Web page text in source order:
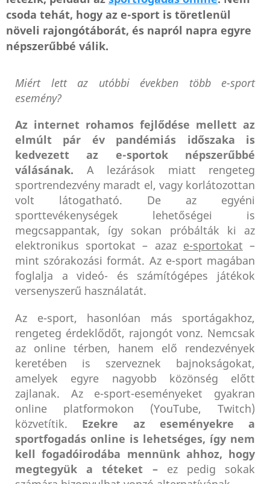
csoda tehát, hogy az e-sport is töretlenül
növeli rajongótáborát, és napról napra egyre
népszerűbbé válik.
Miért lett az utóbbi években több e-sport
esemény?
Az internet rohamos fejlődése mellett az
elmúlt pár év pandémiás időszaka is
kedvezett az e-sportok népszerűbbé
válásának. A lezárások miatt rengeteg
sportrendezvény maradt el, vagy korlátozottan
volt látogatható. De az egyéni
sporttevékenységek lehetőségei is
megcsappantak, így sokan próbálták ki az
elektronikus sportokat – azaze-sportokat–
mint szórakozási formát. Az e-sport magában
foglalja a videó- és számítógépes játékok
versenyszerű használatát.
Az e-sport, hasonlóan más sportágakhoz,
rengeteg érdeklődőt, rajongót vonz. Nemcsak
az online térben, hanem elő rendezvények
keretében is szerveznek bajnokságokat,
amelyek egyre nagyobb közönség előtt
zajlanak. Az e-sport-eseményeket gyakran
online platformokon (YouTube, Twitch)
közvetítik. Ezekre az eseményekre a
sportfogadás online is lehetséges, így nem
kell fogadóirodába mennünk ahhoz, hogy
megtegyük a téteket – ez pedig sokak